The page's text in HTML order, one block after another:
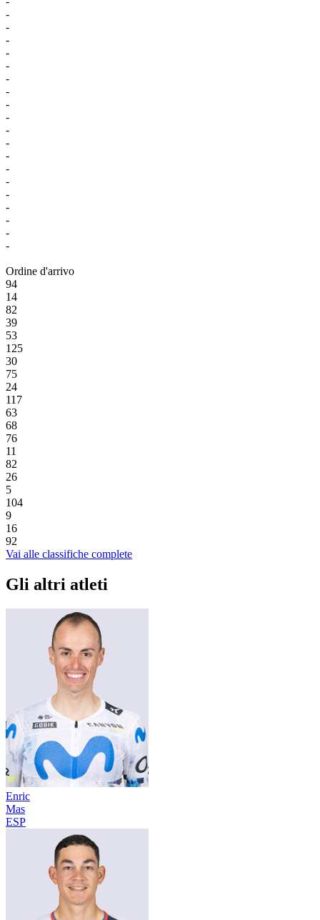
-
-
-
-
-
-
-
-
-
-
-
-
-
-
-
-
-
-
-
Ordine d'arrivo
94
14
82
39
53
125
30
75
24
117
63
68
76
11
82
26
5
104
9
16
92
Vai alle classifiche complete
Gli altri atleti
Enric
Mas
ESP